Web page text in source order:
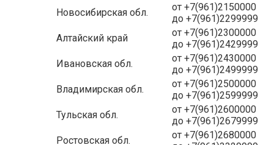
Новосибирская обл.
от +7(961)2150000
до +7(961)2299999
Алтайский край
от +7(961)2300000
до +7(961)2429999
Ивановская обл.
от +7(961)2430000
до +7(961)2499999
Владимирская обл.
от +7(961)2500000
до +7(961)2599999
Тульская обл.
от +7(961)2600000
до +7(961)2679999
Ростовская обл.
от +7(961)2680000